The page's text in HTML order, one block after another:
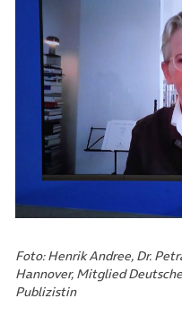
Foto: Henrik Andree, Dr.
Hannover, Mitglied
Publizistin